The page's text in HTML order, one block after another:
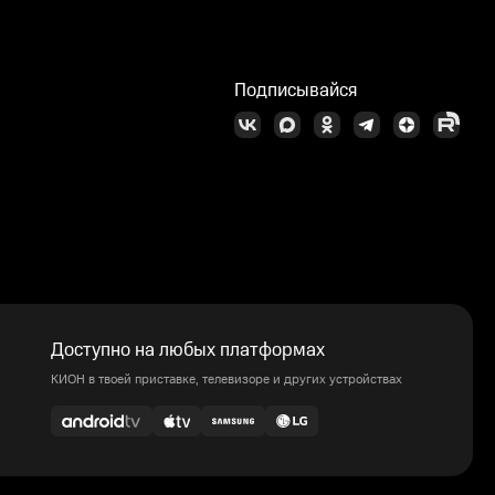
Подписывайся
Доступно на любых платформах
КИОН в твоей приставке, телевизоре и других устройствах